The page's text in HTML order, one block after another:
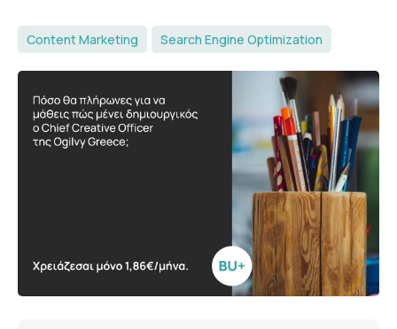
Content Marketing Search Engine Optimization